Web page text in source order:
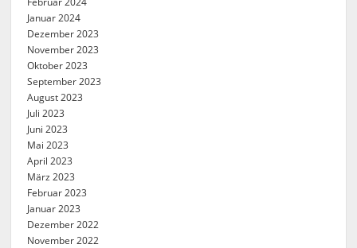
Januar 2024
Dezember 2023
November 2023
Oktober 2023
September 2023
August 2023
Juli 2023
Juni 2023
Mai 2023
April 2023
März 2023
Februar 2023
Januar 2023
Dezember 2022
November 2022